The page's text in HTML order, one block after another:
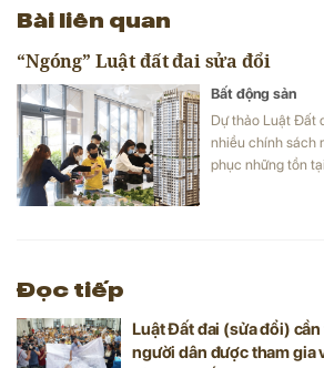
Bài liên quan
“Ngóng” Luật đất đai sửa đổi
Bất động sản
Dự thảo Luật Đất
nhiều chính sách
phục những tồn
Đọc tiếp
Luật Đất đai (sửa đổi)
người dân được tham gia